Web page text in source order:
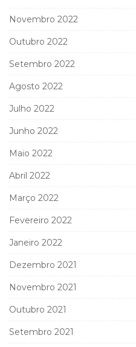
Novembro 2022
Outubro 2022
Setembro 2022
Agosto 2022
Julho 2022
Junho 2022
Maio 2022
Abril 2022
Março 2022
Fevereiro 2022
Janeiro 2022
Dezembro 2021
Novembro 2021
Outubro 2021
Setembro 2021